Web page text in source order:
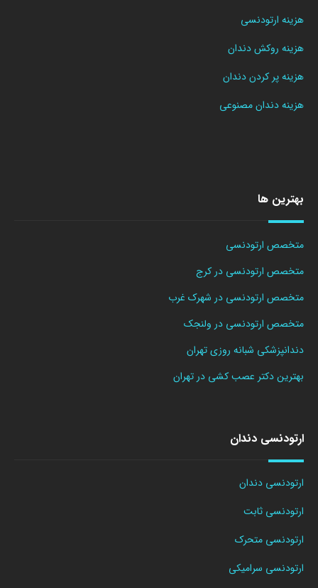
هزینه ارتودنسی
هزینه روکش دندان
هزینه پر کردن دندان
هزینه دندان مصنوعی
بهترین ها
متخصص ارتودنسی
متخصص ارتودنسی در کرج
متخصص ارتودنسی در شهرک غرب
متخصص ارتودنسی در ولنجک
دندانپزشکی شبانه روزی تهران
بهترین دکتر عصب کشی در تهران
ارتودنسی دندان
ارتودنسی دندان
ارتودنسی ثابت
ارتودنسی متحرک
ارتودنسی سرامیکی